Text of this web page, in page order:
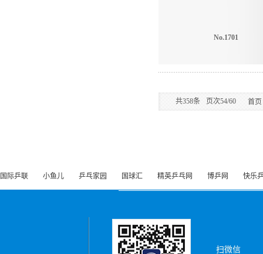
No.1701
共358条 页次54/60 首页
国际乒联 小鱼儿 乒乓家园 国球汇 精英乒乓网 博乒网 快乐
扫微信